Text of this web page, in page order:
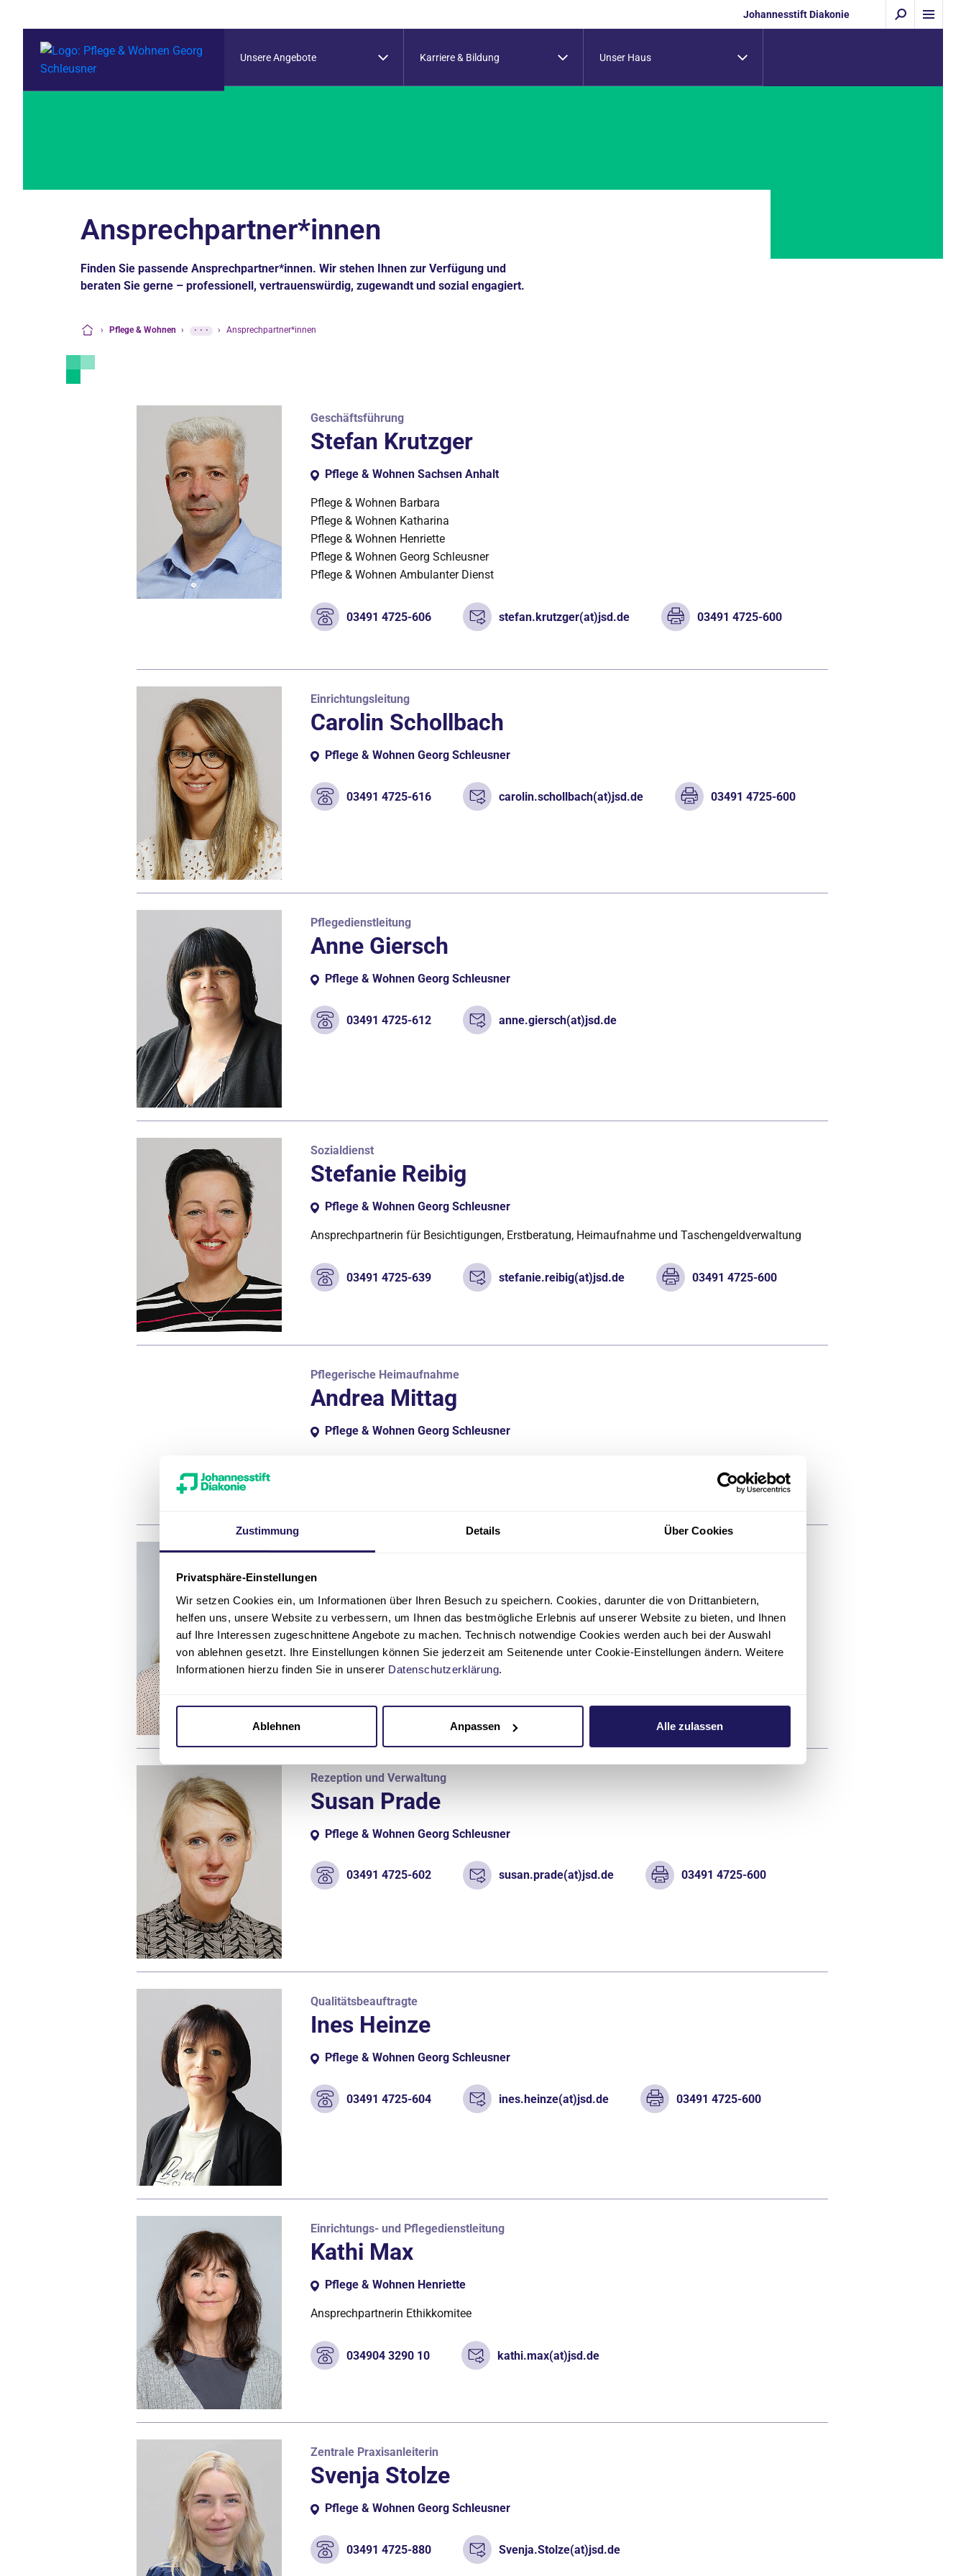
Zustimmung Details Über Cookies
Privatsphäre-Einstellungen
Wir setzen Cookies ein, um Informationen über Ihren Besuch zu speichern. Cookies, darunter die von Drittanbietern,
helfen uns, unsere Website zu verbessern, um Ihnen das bestmögliche Erlebnis auf unserer Website zu bieten, und Ihnen
auf Ihre Interessen zugeschnittene Angebote zu machen. Technisch notwendige Cookies werden auch bei der Auswahl
von ablehnen gesetzt. Ihre Einstellungen können Sie jederzeit am Seitenende unter Cookie-Einstellungen ändern. Weitere
Informationen hierzu finden Sie in unserer Datenschutzerklärung.
Ablehnen Anpassen Alle zulassen
Johannesstift Diakonie
Unsere Angebote Karriere & Bildung Unser Haus
Ansprechpartner*innen
Finden Sie passende Ansprechpartner*innen. Wir stehen Ihnen zur Verfügung und
beraten Sie gerne – professionell, vertrauenswürdig, zugewandt und sozial engagiert.
› Pflege & Wohnen › ··· › Ansprechpartner*innen
Geschäftsführung
Stefan Krutzger
Pflege & Wohnen Sachsen Anhalt
Pflege & Wohnen Barbara
Pflege & Wohnen Katharina
Pflege & Wohnen Henriette
Pflege & Wohnen Georg Schleusner
Pflege & Wohnen Ambulanter Dienst
03491 4725-606 stefan.krutzger(at)jsd.de 03491 4725-600
Einrichtungsleitung
Carolin Schollbach
Pflege & Wohnen Georg Schleusner
03491 4725-616 carolin.schollbach(at)jsd.de 03491 4725-600
Pflegedienstleitung
Anne Giersch
Pflege & Wohnen Georg Schleusner
03491 4725-612 anne.giersch(at)jsd.de
Sozialdienst
Stefanie Reibig
Pflege & Wohnen Georg Schleusner
Ansprechpartnerin für Besichtigungen, Erstberatung, Heimaufnahme und Taschengeldverwaltung
03491 4725-639 stefanie.reibig(at)jsd.de 03491 4725-600
Pflegerische Heimaufnahme
Andrea Mittag
Pflege & Wohnen Georg Schleusner
03491 4725-600
Abrechnung
Kati Gersch
Pflege & Wohnen Georg Schleusner
03491 4725-609 kati.gersch(at)jsd.de 03491 4725-600
Rezeption und Verwaltung
Susan Prade
Pflege & Wohnen Georg Schleusner
03491 4725-602 susan.prade(at)jsd.de 03491 4725-600
Qualitätsbeauftragte
Ines Heinze
Pflege & Wohnen Georg Schleusner
03491 4725-604 ines.heinze(at)jsd.de 03491 4725-600
Einrichtungs- und Pflegedienstleitung
Kathi Max
Pflege & Wohnen Henriette
Ansprechpartnerin Ethikkomitee
034904 3290 10 kathi.max(at)jsd.de
Zentrale Praxisanleiterin
Svenja Stolze
Pflege & Wohnen Georg Schleusner
03491 4725-880 Svenja.Stolze(at)jsd.de